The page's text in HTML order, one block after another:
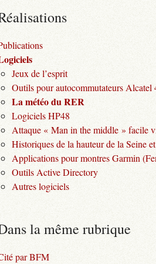
Jeux de l’esprit
Outils pour autocommutateurs Alcatel
La météo du RER
Logiciels HP48
Attaque « Man in the middle » facile
Historiques de la hauteur de la Seine
Applications pour montres Garmin
Outils Active Directory
Autres logiciels
la même rubrique
par BFM